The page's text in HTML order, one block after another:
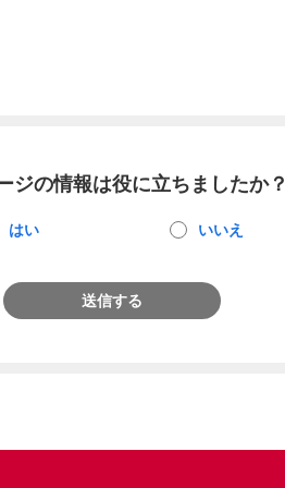
ジの情報は役に立ちましたか？
はい いいえ
送信する